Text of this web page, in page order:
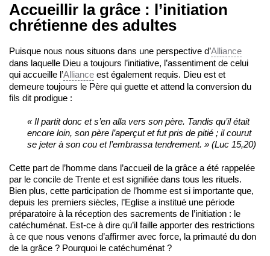
Accueillir la grâce : l’initiation
chrétienne des adultes
Puisque nous nous situons dans une perspective d’Alliance
dans laquelle Dieu a toujours l’initiative, l’assentiment de celui
qui accueille l’Alliance est également requis. Dieu est et
demeure toujours le Père qui guette et attend la conversion du
fils dit prodigue :
«Il partit donc et s’en alla vers son père. Tandis qu’il était
encore loin, son père l’aperçut et fut pris de pitié ; il courut
se jeter à son cou et l’embrassa tendrement. » (Luc 15,20)
Cette part de l’homme dans l’accueil de la grâce a été rappelée
par le concile de Trente et est signifiée dans tous les rituels.
Bien plus, cette participation de l’homme est si importante que,
depuis les premiers siècles, l’Eglise a institué une période
préparatoire à la réception des sacrements de l’initiation : le
catéchuménat. Est-ce à dire qu’il faille apporter des restrictions
à ce que nous venons d’affirmer avec force, la primauté du don
de la grâce ? Pourquoi le catéchuménat ?